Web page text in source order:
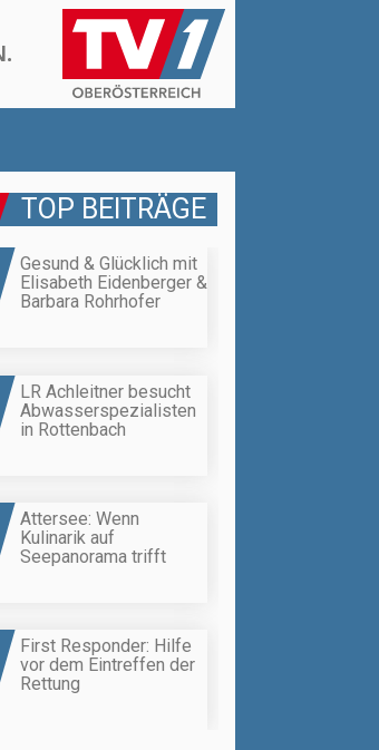
TOP BEITRÄGE
Gesund & Glücklich mit
Elisabeth Eidenberger &
Barbara Rohrhofer
LR Achleitner besucht
Abwasserspezialisten
in Rottenbach
Attersee: Wenn
Kulinarik auf
Seepanorama trifft
First Responder: Hilfe
vor dem Eintreffen der
Rettung